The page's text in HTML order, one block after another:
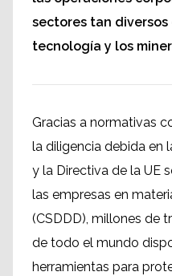
sectores tan
tecnología y los
Gracias a normativas
la diligencia debida en
y la Directiva de la UE
las empresas en
(CSDDD), millones de
de todo el mundo
herramientas para